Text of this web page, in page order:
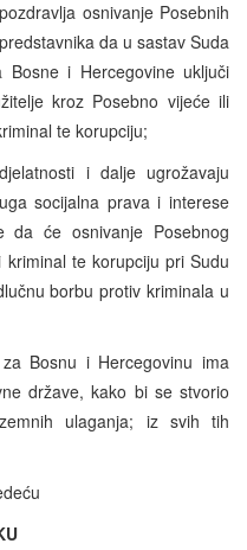
osnivanje Posebnih
da u sastav Suda
Bosne i Hercegovine uključi
kroz Posebno vijeće ili
te korupciju;
i dalje ugrožavaju
socijalna prava i interese
da će osnivanje Posebnog
te korupciju pri Sudu
borbu protiv kriminala u
Bosnu i Hercegovinu ima
države, kako bi se stvorio
ulaganja; iz svih tih